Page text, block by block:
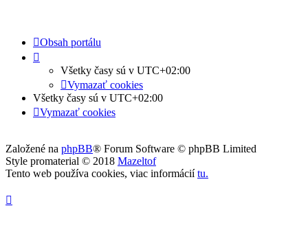
Obsah portálu
Všetky časy sú v UTC+02:00
Vymazať cookies
Všetky časy sú v UTC+02:00
Vymazať cookies
Založené na phpBB® Forum Software © phpBB Limited
Style promaterial © 2018 Mazeltof
Tento web používa cookies, viac informáciítu.